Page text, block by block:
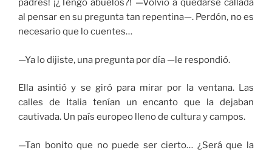
padres! ¡¿Tengo abuelos?! —Volvió a quedarse callada
al pensar en su pregunta tan repentina—. Perdón, no es
necesario que lo cuentes…
—Ya lo dijiste, una pregunta por día —le respondió.
Ella asintió y se giró para mirar por la ventana. Las
calles de Italia tenían un encanto que la dejaban
cautivada. Un país europeo lleno de cultura y campos.
—Tan bonito que no puede ser cierto… ¿Será que la